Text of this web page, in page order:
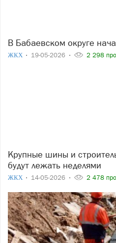
В Бабаевском округе
ЖКХ 19-05-2026 2 298
Крупные шины и строительный мусор больше не
будут лежать неделями
ЖКХ 14-05-2026 2 478